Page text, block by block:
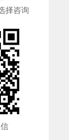
择咨询